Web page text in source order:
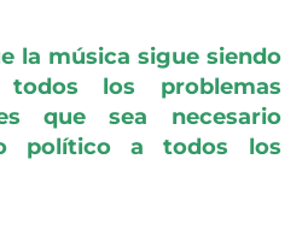
la música sigue siendo
los problemas
que sea necesario
político a todos los